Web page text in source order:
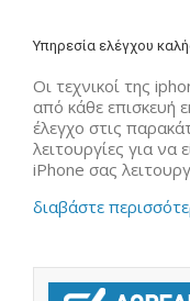
Υπηρεσία ελέγχου
Οι τεχνικοί της
από κάθε επισκευή
έλεγχο στις
λειτουργίες για να
iPhone σας
διαβάστε